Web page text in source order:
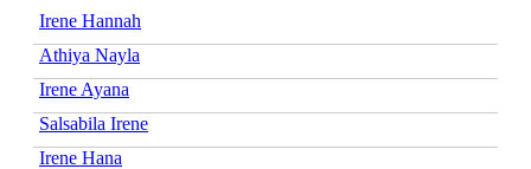
Irene Hannah
Athiya Nayla
Irene Ayana
Salsabila Irene
Irene Hana